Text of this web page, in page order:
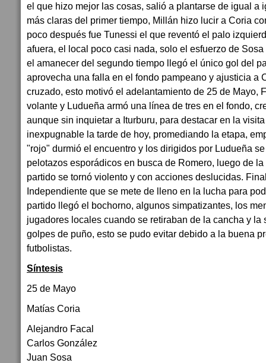
el que hizo mejor las cosas, salió a plantarse de igual a
más claras del primer tiempo, Millán hizo lucir a Coria
poco después fue Tunessi el que reventó el palo
afuera, el local poco casi nada, solo el esfuerzo de
el amanecer del segundo tiempo llegó el único gol del
aprovecha una falla en el fondo pampeano y ajusticia a
cruzado, esto motivó el adelantamiento de 25 de Mayo,
volante y Ludueña armó una línea de tres en el fondo,
aunque sin inquietar a Iturburu, para destacar en la
inexpugnable la tarde de hoy, promediando la etapa,
"rojo" durmió el encuentro y los dirigidos por Ludueña
pelotazos esporádicos en busca de Romero, luego de
partido se tornó violento y con acciones deslucidas.
Independiente que se mete de lleno en la lucha para
partido llegó el bochorno, algunos simpatizantes, los
jugadores locales cuando se retiraban de la cancha y
golpes de puño, esto se pudo evitar debido a la buena
futbolistas.
Síntesis
25 de Mayo
Matías Coria
Alejandro Facal
Carlos González
Juan Sosa